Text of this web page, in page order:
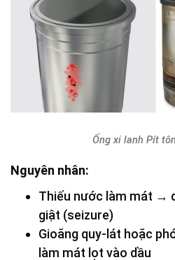
Ống xi lanh Pít
Nguyên nhân:
Thiếu nước làm mát →
giật (seizure)
Gioăng quy-lát hoặc
làm mát lọt vào dầu